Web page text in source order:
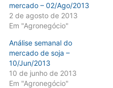
mercado – 02/Ago/2013
2 de agosto de 2013
Em "Agronegócio"
Análise semanal do
mercado de soja –
10/Jun/2013
10 de junho de 2013
Em "Agronegócio"